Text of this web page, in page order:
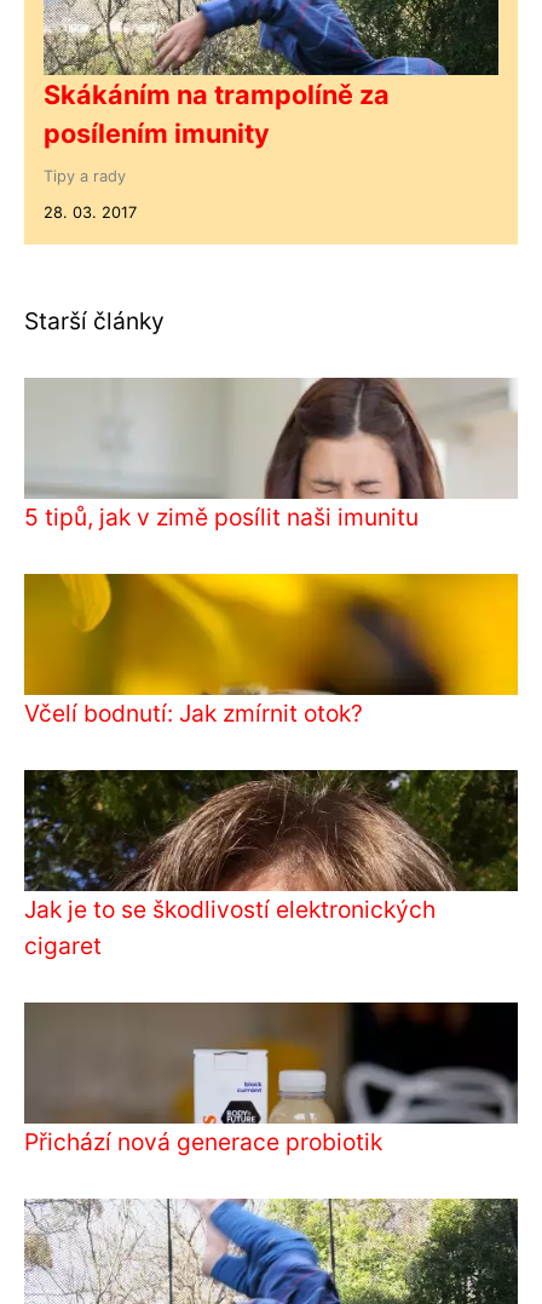
Skákáním na trampolíně za
posílením imunity
Tipy a rady
28. 03. 2017
Starší články
5 tipů, jak v zimě posílit naši imunitu
Včelí bodnutí: Jak zmírnit otok?
Jak je to se škodlivostí elektronických
cigaret
Přichází nová generace probiotik